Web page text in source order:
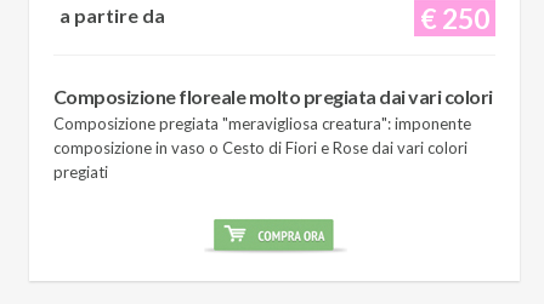
€ 250
a partire da
Composizione floreale molto pregiata dai vari colori
Composizione pregiata "meravigliosa creatura": imponente
composizione in vaso o Cesto di Fiori e Rose dai vari colori
pregiati